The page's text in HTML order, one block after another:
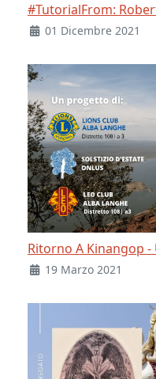
#TutorialFrom:
01 Dicembre 2021
Ritorno A Kinangop
19 Marzo 2021